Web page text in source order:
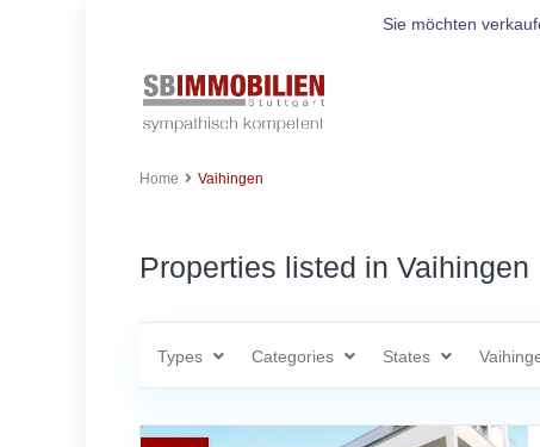
Sie möchten
Home Vaihingen
Properties listed in Vaihingen
Types Categories States